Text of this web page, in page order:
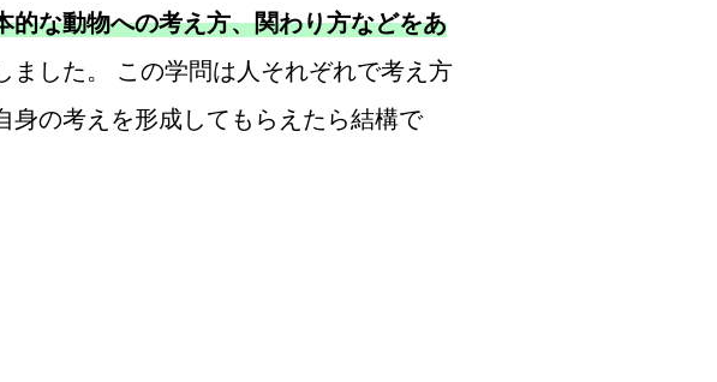
な動物への考え方、関わり方などをあ
ました。 この学問は人それぞれで考え方
の考えを形成してもらえたら結構で